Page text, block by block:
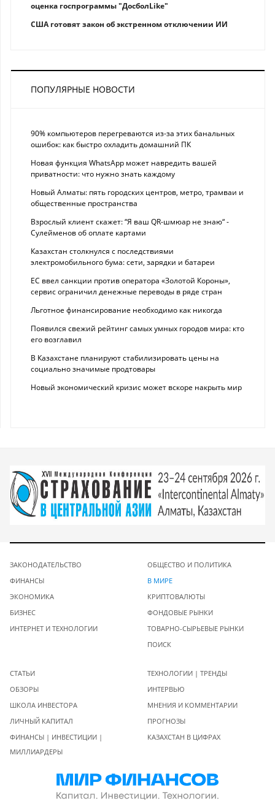
оценка госпрограммы "ДосболLike"
США готовят закон об экстренном отключении ИИ
ПОПУЛЯРНЫЕ НОВОСТИ
90% компьютеров перегреваются из-за этих банальных
ошибок: как быстро охладить домашний ПК
Новая функция WhatsApp может навредить вашей
приватности: что нужно знать каждому
Новый Алматы: пять городских центров, метро, трамваи и
общественные пространства
Взрослый клиент скажет: “Я ваш QR-шмюар не знаю“ -
Сулейменов об оплате картами
Казахстан столкнулся с последствиями
электромобильного бума: сети, зарядки и батареи
ЕС ввел санкции против оператора «Золотой Короны»,
сервис ограничил денежные переводы в ряде стран
Льготное финансирование необходимо как никогда
Появился свежий рейтинг самых умных городов мира: кто
его возглавил
В Казахстане планируют стабилизировать цены на
социально значимые продтовары
Новый экономический кризис может вскоре накрыть мир
ЗАКОНОДАТЕЛЬСТВО
ФИНАНСЫ
ЭКОНОМИКА
БИЗНЕС
ИНТЕРНЕТ И ТЕХНОЛОГИИ
ОБЩЕСТВО И ПОЛИТИКА
В МИРЕ
КРИПТОВАЛЮТЫ
ФОНДОВЫЕ РЫНКИ
ТОВАРНО-СЫРЬЕВЫЕ РЫНКИ
ПОИСК
СТАТЬИ
ОБЗОРЫ
ШКОЛА ИНВЕСТОРА
ЛИЧНЫЙ КАПИТАЛ
ФИНАНСЫ | ИНВЕСТИЦИИ |
МИЛЛИАРДЕРЫ
ТЕХНОЛОГИИ | ТРЕНДЫ
ИНТЕРВЬЮ
МНЕНИЯ И КОММЕНТАРИИ
ПРОГНОЗЫ
КАЗАХСТАН В ЦИФРАХ